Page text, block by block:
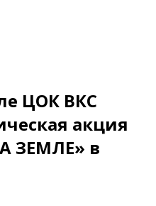
ЦОК ВКС
акция
ЗЕМЛЕ» в